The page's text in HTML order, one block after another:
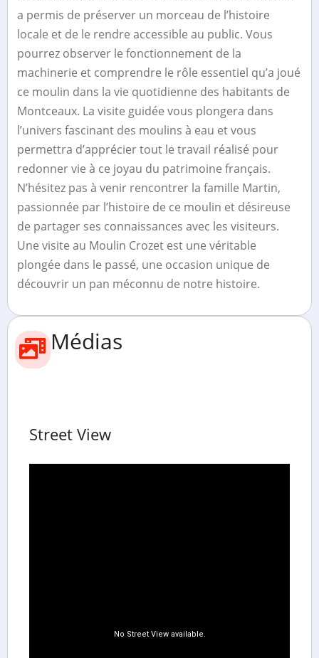
a permis de préserver un morceau de l’histoire
locale et de le rendre accessible au public. Vous
pourrez observer le fonctionnement de la
machinerie et comprendre le rôle essentiel qu’a joué
ce moulin dans la vie quotidienne des habitants de
Montceaux. La visite guidée vous plongera dans
l’univers fascinant des moulins à eau et vous
permettra d’apprécier tout le travail réalisé pour
redonner vie à ce joyau du patrimoine français.
N’hésitez pas à venir rencontrer la famille Martin,
passionnée par l’histoire de ce moulin et désireuse
de partager ses connaissances avec les visiteurs.
Une visite au Moulin Crozet est une véritable
plongée dans le passé, une occasion unique de
découvrir un pan méconnu de notre histoire.
Médias
Street View